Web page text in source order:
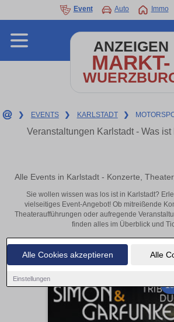
Alle Cookies akzeptieren Alle
Einstellungen
Event Auto Immo
ANZEIGEN
MARKT-
❯ EVENTS ❯ KARLSTADT ❯
Veranstaltungen Karlstadt - Was
Alle Events in Karlstadt - Konzerte,
Sie wollen wissen was los ist in Karlstadt?
vielseitiges Event-Angebot! Ob mitreißende
Theateraufführungen oder aufregende
finden alles im Überblick und